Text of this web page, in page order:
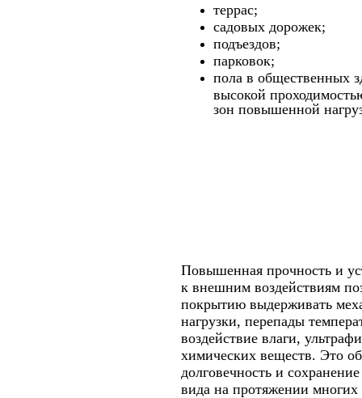
террас;
садовых дорожек;
подъездов;
парковок;
пола в общественных
высокой
зон повышенной
Повышенная прочность и
к внешним воздействиям
покрытию выдерживать
нагрузки, перепады
воздействие влаги,
химических веществ. Это
долговечность и
вида на протяжении многих